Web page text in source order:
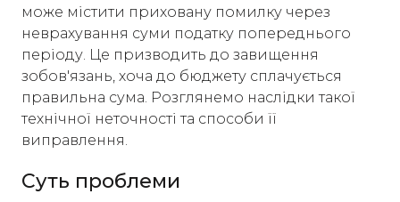
може містити приховану помилку через
неврахування суми податку попереднього
періоду. Це призводить до завищення
зобов'язань, хоча до бюджету сплачується
правильна сума. Розглянемо наслідки такої
технічної неточності та способи її
виправлення.
Суть проблеми